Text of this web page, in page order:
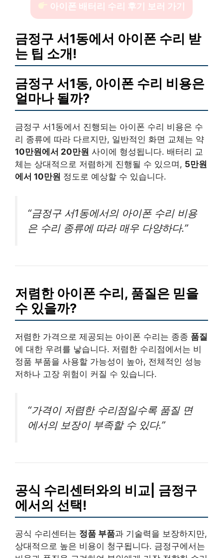
아이폰 배터리 수리 후기 보러 가기
금정구 서1동에서 아이폰 수리 받
는 팁 소개!
금정구 서1동, 아이폰 수리 비용은
얼마나 될까?
금정구 서1동에서 진행되는 아이폰 수리 비용은 수
리 종류에 따라 다르지만, 일반적인 화면 교체는 약
10만원에서 20만원 사이에 형성됩니다. 배터리 교
체는 상대적으로 저렴하게 진행될 수 있으며, 5만원
에서 10만원 정도로 예상할 수 있습니다.
“금정구 서1동에서의 아이폰 수리 비용
은 수리 종류에 따라 매우 다양하다.”
저렴한 아이폰 수리, 품질은 믿을
수 있을까?
저렴한 가격으로 제공되는 아이폰 수리는 종종 품질
에 대한 우려를 낳습니다. 저렴한 수리점에서는 비
정품 부품을 사용할 가능성이 높아, 전체적인 성능
저하나 고장 위험이 커질 수 있습니다.
“가격이 저렴한 수리점일수록 품질 면
에서의 보장이 부족할 수 있다.”
공식 수리센터와의 비교| 금정구
에서의 선택!
공식 수리센터는 정품 부품과 기술력을 보장하지만,
상대적으로 높은 비용이 청구됩니다. 금정구에서는